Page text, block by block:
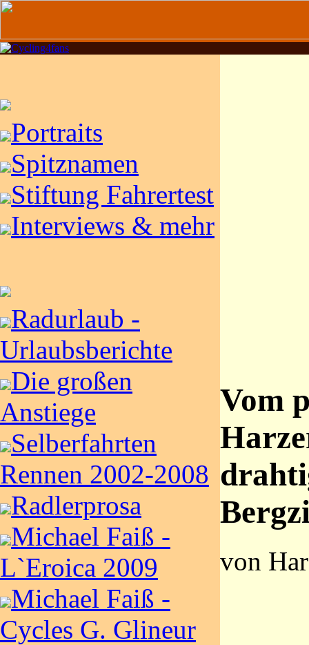
Portraits
Spitznamen
Stiftung Fahrertest
Interviews & mehr
Radurlaub -
Urlaubsberichte
Die großen
Anstiege
Selberfahrten
Rennen 2002-2008
Radlerprosa
Michael Faiß -
L`Eroica 2009
Michael Faiß -
Cycles G. Glineur
Vom
von